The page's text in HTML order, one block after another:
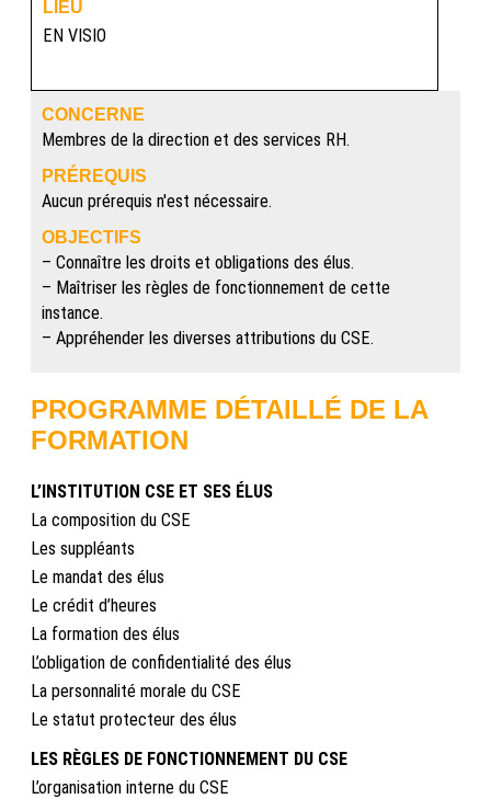
LIEU
EN VISIO
CONCERNE
Membres de la direction et des services RH.
PRÉREQUIS
Aucun prérequis n'est nécessaire.
OBJECTIFS
– Connaître les droits et obligations des élus.
– Maîtriser les règles de fonctionnement de cette
instance.
– Appréhender les diverses attributions du CSE.
PROGRAMME DÉTAILLÉ DE LA
FORMATION
L’INSTITUTION CSE ET SES ÉLUS
La composition du CSE
Les suppléants
Le mandat des élus
Le crédit d’heures
La formation des élus
L’obligation de confidentialité des élus
La personnalité morale du CSE
Le statut protecteur des élus
LES RÈGLES DE FONCTIONNEMENT DU CSE
L’organisation interne du CSE